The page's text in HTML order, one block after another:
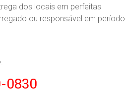
dos locais em perfeitas
ou responsável em período
0830